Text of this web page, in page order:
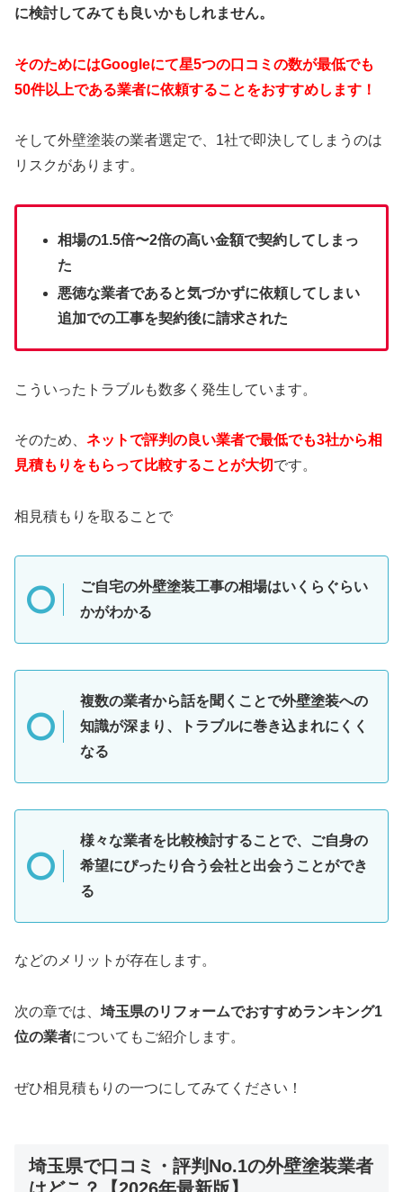
に検討してみても良いかもしれません。
そのためにはGoogleにて星5つの口コミの数が最低でも
50件以上である業者に依頼することをおすすめします！
そして外壁塗装の業者選定で、1社で即決してしまうのは
リスクがあります。
相場の1.5倍〜2倍の高い金額で契約してしまっ
た
悪徳な業者であると気づかずに依頼してしまい
追加での工事を契約後に請求された
こういったトラブルも数多く発生しています。
そのため、 ネットで評判の良い業者で最低でも3社から相
見積もりをもらって比較することが大切 です。
相見積もりを取ることで
ご自宅の外壁塗装工事の相場はいくらぐらい
かがわかる
複数の業者から話を聞くことで外壁塗装への
知識が深まり、トラブルに巻き込まれにくく
なる
様々な業者を比較検討することで、ご自身の
希望にぴったり合う会社と出会うことができ
る
などのメリットが存在します。
次の章では、 埼玉県のリフォームでおすすめランキング1
位の業者についてもご紹介します。
ぜひ相見積もりの一つにしてみてください！
埼玉県で口コミ・評判No.1の外壁塗装業者